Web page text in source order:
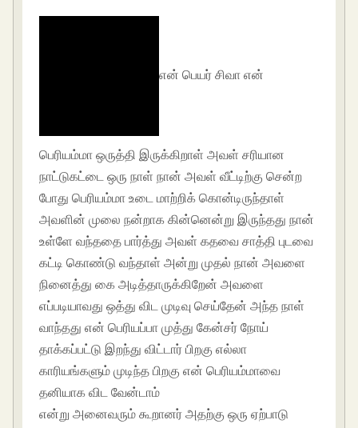
என் பெயர் சிவா என்
பெரியம்மா ஒருத்தி இருக்கிறாள் அவள் சரியான
நாட்டுகட்டை ஒரு நாள் நான் அவள் வீட்டிற்கு சென்ற
போது பெரியம்மா உடை மாற்றிக் கொன்டிருந்தாள்
அவளின் முலை நன்றாக கின்னென்று இருந்தது நான்
உள்ளே வந்ததை பார்த்து அவள் கதவை சாத்தி புடவை
கட்டி கொண்டு வந்தாள் அன்று முதல் நான் அவளை
நினைத்து கை அடித்தாருக்கிறேன் அவளை
எப்படியாவது ஒத்து விட முடிவு செய்தேன் அந்த நாள்
வாந்தது என் பெரியப்பா முத்து கேன்சர் நோய்
தாக்கப்பட்டு இறந்து விட்டார் பிறகு எல்லா
காரியங்களும் முடிந்த பிறகு என் பெரியம்மாவை
தனியாக விட வேன்டாம்
என்று அனைவரும் கூறானர் அதற்கு ஒரு ஏற்பாடு